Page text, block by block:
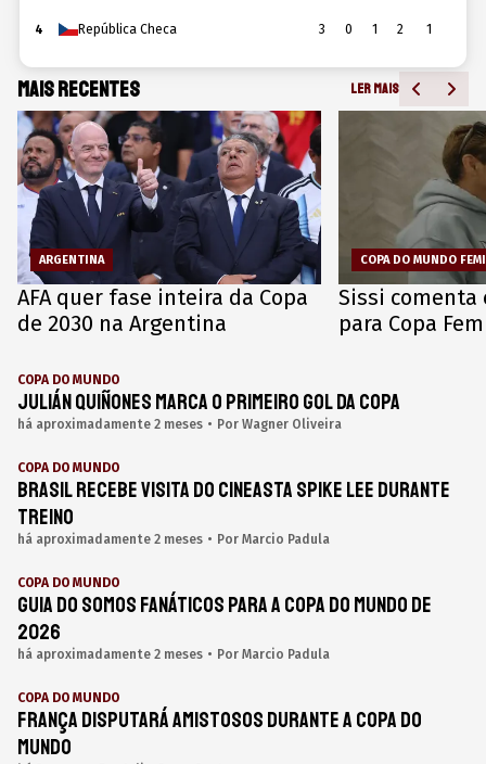
Mais recentes LER MAIS
ARGENTINA
AFA quer fase inteira da Copa
de 2030 na Argentina
COPA DO MUNDO
Sissi comenta
para Copa
COPA DO MUNDO
Julián Quiñones marca o primeiro gol da Copa
há aproximadamente 2 meses • Por Wagner Oliveira
COPA DO MUNDO
Brasil recebe visita do cineasta Spike Lee durante
treino
há aproximadamente 2 meses • Por Marcio Padula
COPA DO MUNDO
Guia do Somos Fanáticos para a Copa do Mundo de
2026
há aproximadamente 2 meses • Por Marcio Padula
COPA DO MUNDO
França disputará amistosos durante a Copa do
Mundo